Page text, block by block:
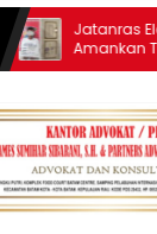
Jatanras Elang
Amankan Terduga
Sepeda Motor